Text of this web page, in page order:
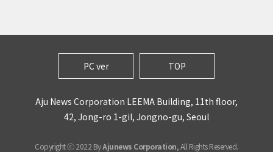
PC ver TOP
Aju News Corporation LEEMA Building, 11th floor,
42, Jong-ro 1-gil, Jongno-gu, Seoul
Copyright ⓒ 2022 ByAjunews Corporation, All Rights Reserved.